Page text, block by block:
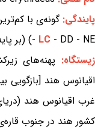
پایندگی:
- LC - DD - NE) (بر پایه‌ی سیاهه‌ی سرخ IUCN)
زیستگاه: پهنه‌های
غرب اقیانوس هند
کشور هند در جنوب